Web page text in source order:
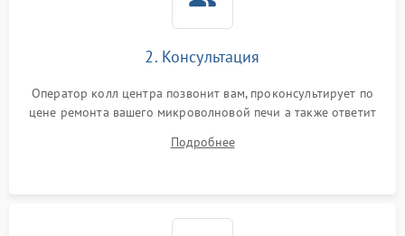
2. Консультация
Оператор колл центра позвонит вам, проконсультирует по
цене ремонта вашего микроволновой печи а также ответит
Подробнее